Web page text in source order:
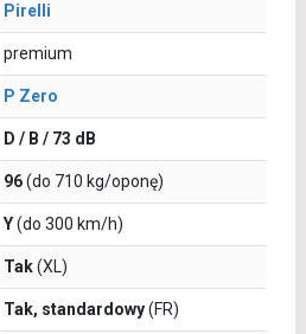
Pirelli
premium
P Zero
D / B / 73 dB
96(do 710 kg/oponę)
Y(do 300 km/h)
Tak(XL)
Tak, standardowy(FR)